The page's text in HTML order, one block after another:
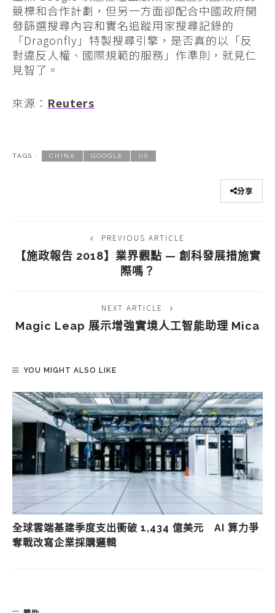
競標和合作計劃，但另一方面卻配合中國政府開
發篩選搜尋內容和實名追蹤用家搜尋記錄的
「Dragonfly」特製搜尋引擎，是否真的以「反
對違反人權、國際規範的服務」作準則，就見仁
見智了。
來源： Reuters
TAGS : CHINA GOOGLE US
分享
PREVIOUS ARTICLE
【施政報告 2018】業界觀點 — 創科發展措施實
際嗎？
NEXT ARTICLE
Magic Leap 展示增強實境人工智能助理 Mica
YOU MIGHT ALSO LIKE
全球雲端基建季度支出衝破 1,434 億美元 AI 算力爭
奪戰改寫企業採購邏輯